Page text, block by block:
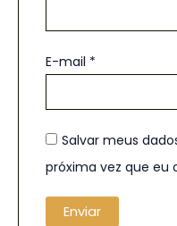
E-mail *
Salvar meus
próxima vez que eu